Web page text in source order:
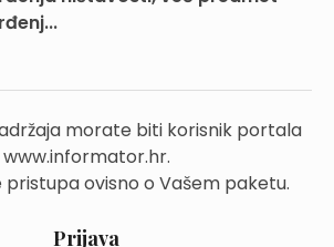
morate biti korisnik portala
www.informator.hr.
pristupa ovisno o Vašem paketu.
Prijava